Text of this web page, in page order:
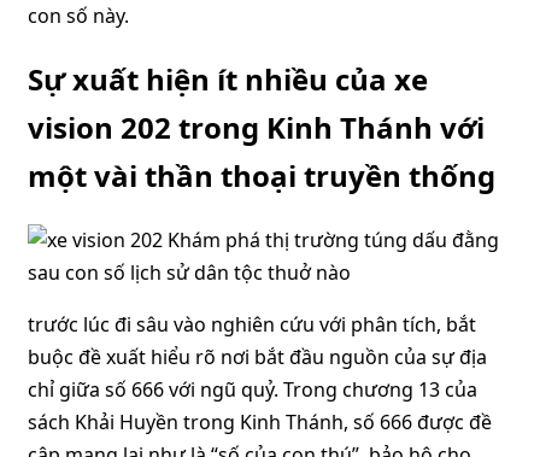
con số này.
Sự xuất hiện ít nhiều của xe
vision 202 trong Kinh Thánh với
một vài thần thoại truyền thống
trước lúc đi sâu vào nghiên cứu với phân tích, bắt
buộc đề xuất hiểu rõ nơi bắt đầu nguồn của sự địa
chỉ giữa số 666 với ngũ quỷ. Trong chương 13 của
sách Khải Huyền trong Kinh Thánh, số 666 được đề